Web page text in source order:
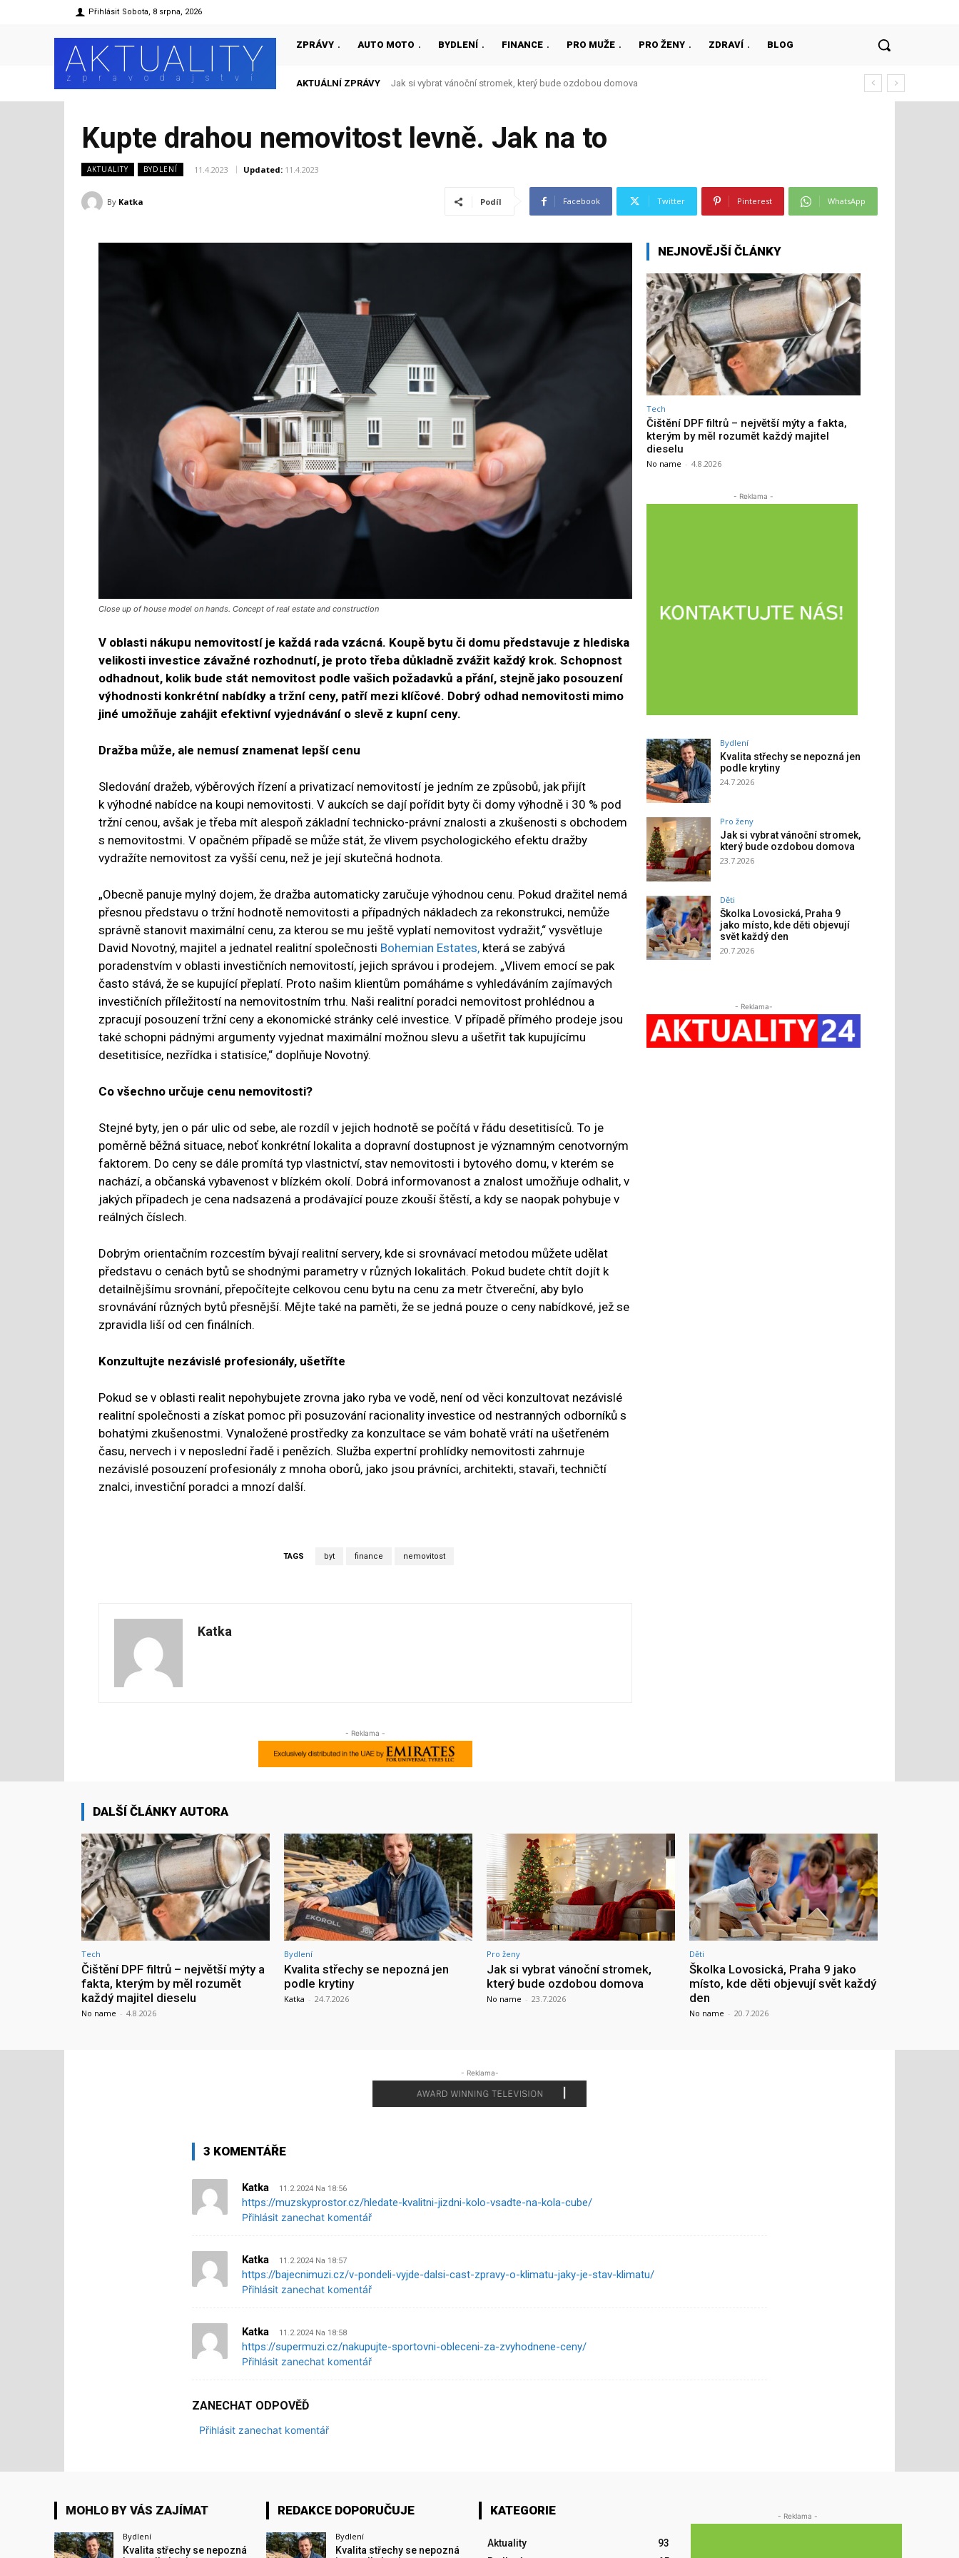
Přihlásit Sobota, 8 srpna, 2026
AKTUALITY
zpravodajství
ZPRÁVY AUTO MOTO BYDLENÍ FINANCE PRO MUŽE PRO ŽENY ZDRAVÍ BLOG
AKTUÁLNÍ ZPRÁVY Jak si vybrat vánoční stromek, který bude ozdobou domova
Kupte drahou nemovitost levně. Jak na to
AKTUALITY BYDLENÍ 11.4.2023 Updated: 11.4.2023
By Katka Podíl Facebook Twitter Pinterest WhatsApp
Close up of house model on hands. Concept of real estate and construction
V oblasti nákupu nemovitostí je každá rada vzácná. Koupě bytu či domu představuje z hlediska
velikosti investice závažné rozhodnutí, je proto třeba důkladně zvážit každý krok. Schopnost
odhadnout, kolik bude stát nemovitost podle vašich požadavků a přání, stejně jako posouzení
výhodnosti konkrétní nabídky a tržní ceny, patří mezi klíčové. Dobrý odhad nemovitosti mimo
jiné umožňuje zahájit efektivní vyjednávání o slevě z kupní ceny.
Dražba může, ale nemusí znamenat lepší cenu
Sledování dražeb, výběrových řízení a privatizací nemovitostí je jedním ze způsobů, jak přijít
k výhodné nabídce na koupi nemovitosti. V aukcích se dají pořídit byty či domy výhodně i 30 % pod
tržní cenou, avšak je třeba mít alespoň základní technicko-právní znalosti a zkušenosti s obchodem
s nemovitostmi. V opačném případě se může stát, že vlivem psychologického efektu dražby
vydražíte nemovitost za vyšší cenu, než je její skutečná hodnota.
„Obecně panuje mylný dojem, že dražba automaticky zaručuje výhodnou cenu. Pokud dražitel nemá
přesnou představu o tržní hodnotě nemovitosti a případných nákladech za rekonstrukci, nemůže
správně stanovit maximální cenu, za kterou se mu ještě vyplatí nemovitost vydražit,“ vysvětluje
David Novotný, majitel a jednatel realitní společnosti Bohemian Estates, která se zabývá
poradenstvím v oblasti investičních nemovitostí, jejich správou i prodejem. „Vlivem emocí se pak
často stává, že se kupující přeplatí. Proto našim klientům pomáháme s vyhledáváním zajímavých
investičních příležitostí na nemovitostním trhu. Naši realitní poradci nemovitost prohlédnou a
zpracují posouzení tržní ceny a ekonomické stránky celé investice. V případě přímého prodeje jsou
také schopni pádnými argumenty vyjednat maximální možnou slevu a ušetřit tak kupujícímu
desetitisíce, nezřídka i statisíce,“ doplňuje Novotný.
Co všechno určuje cenu nemovitosti?
Stejné byty, jen o pár ulic od sebe, ale rozdíl v jejich hodnotě se počítá v řádu desetitisíců. To je
poměrně běžná situace, neboť konkrétní lokalita a dopravní dostupnost je významným cenotvorným
faktorem. Do ceny se dále promítá typ vlastnictví, stav nemovitosti i bytového domu, v kterém se
nachází, a občanská vybavenost v blízkém okolí. Dobrá informovanost a znalost umožňuje odhalit, v
jakých případech je cena nadsazená a prodávající pouze zkouší štěstí, a kdy se naopak pohybuje v
reálných číslech.
Dobrým orientačním rozcestím bývají realitní servery, kde si srovnávací metodou můžete udělat
představu o cenách bytů se shodnými parametry v různých lokalitách. Pokud budete chtít dojít k
detailnějšímu srovnání, přepočítejte celkovou cenu bytu na cenu za metr čtvereční, aby bylo
srovnávání různých bytů přesnější. Mějte také na paměti, že se jedná pouze o ceny nabídkové, jež se
zpravidla liší od cen finálních.
Konzultujte nezávislé profesionály, ušetříte
Pokud se v oblasti realit nepohybujete zrovna jako ryba ve vodě, není od věci konzultovat nezávislé
realitní společnosti a získat pomoc při posuzování racionality investice od nestranných odborníků s
bohatými zkušenostmi. Vynaložené prostředky za konzultace se vám bohatě vrátí na ušetřeném
času, nervech i v neposlední řadě i penězích. Služba expertní prohlídky nemovitosti zahrnuje
nezávislé posouzení profesionály z mnoha oborů, jako jsou právníci, architekti, stavaři, techničtí
znalci, investiční poradci a mnozí další.
TAGS byt finance nemovitost
Katka
- Reklama -
NEJNOVĚJŠÍ ČLÁNKY
Tech
Čištění DPF filtrů – největší mýty a fakta,
kterým by měl rozumět každý majitel
dieselu
No name - 4.8.2026
- Reklama -
Bydlení
Kvalita střechy se nepozná jen
podle krytiny
24.7.2026
Pro ženy
Jak si vybrat vánoční stromek,
který bude ozdobou domova
23.7.2026
Děti
Školka Lovosická, Praha 9
jako místo, kde děti objevují
svět každý den
20.7.2026
- Reklama-
DALŠÍ ČLÁNKY AUTORA
Tech
Čištění DPF filtrů – největší mýty a
fakta, kterým by měl rozumět
každý majitel dieselu
No name - 4.8.2026
Bydlení
Kvalita střechy se nepozná jen
podle krytiny
Katka - 24.7.2026
Pro ženy
Jak si vybrat vánoční stromek,
který bude ozdobou domova
No name - 23.7.2026
Děti
Školka Lovosická, Praha 9 jako
místo, kde děti objevují svět každý
den
No name - 20.7.2026
- Reklama-
3 KOMENTÁŘE
Katka 11.2.2024 Na 18:56
https://muzskyprostor.cz/hledate-kvalitni-jizdni-kolo-vsadte-na-kola-cube/
Přihlásit zanechat komentář
Katka 11.2.2024 Na 18:57
https://bajecnimuzi.cz/v-pondeli-vyjde-dalsi-cast-zpravy-o-klimatu-jaky-je-stav-klimatu/
Přihlásit zanechat komentář
Katka 11.2.2024 Na 18:58
https://supermuzi.cz/nakupujte-sportovni-obleceni-za-zvyhodnene-ceny/
Přihlásit zanechat komentář
ZANECHAT ODPOVĚĎ
Přihlásit zanechat komentář
MOHLO BY VÁS ZAJÍMAT
Bydlení
Kvalita střechy se nepozná
REDAKCE DOPORUČUJE
Bydlení
Kvalita střechy se nepozná
KATEGORIE
Aktuality
93
- Reklama -